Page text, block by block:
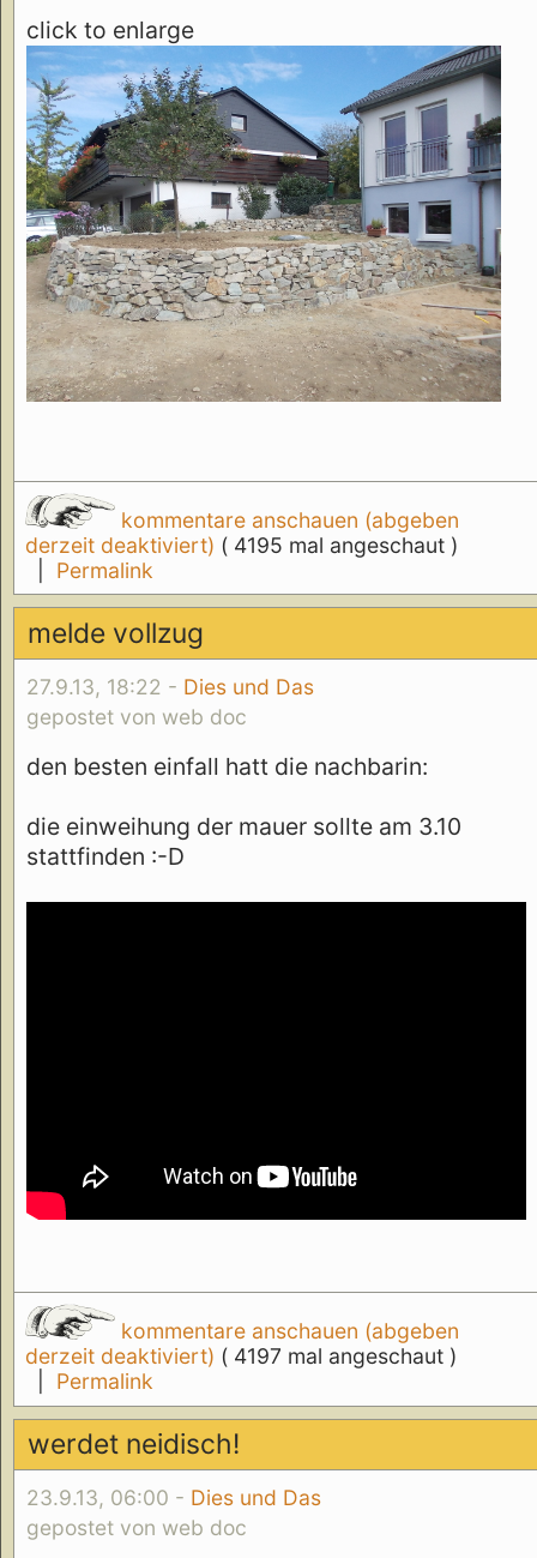
click to enlarge
kommentare anschauen (abgeben
derzeit deaktiviert) ( 4195 mal angeschaut )
Permalink
melde vollzug
27.9.13, 18:22 - Dies und Das
gepostet von web doc
den besten einfall hatt die nachbarin:
die einweihung der mauer sollte am 3.10
stattfinden :-D
kommentare anschauen (abgeben
derzeit deaktiviert) ( 4197 mal angeschaut )
Permalink
werdet neidisch!
23.9.13, 06:00 - Dies und Das
gepostet von web doc